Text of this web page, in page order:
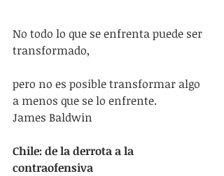
No todo lo que se enfrenta puede ser
transformado,
pero no es posible transformar algo
a menos que se lo enfrente.
James Baldwin
Chile: de la derrota a la
contraofensiva